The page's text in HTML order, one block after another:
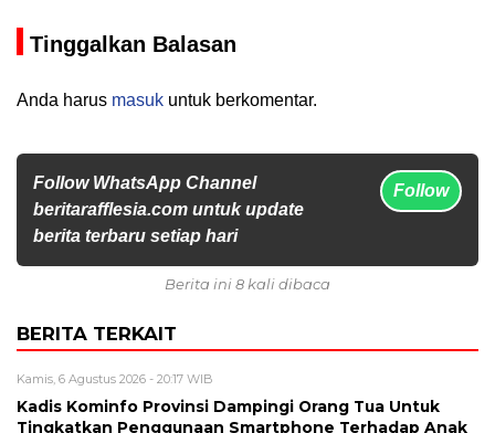
Tinggalkan Balasan
Anda harus masuk untuk berkomentar.
Follow WhatsApp Channel
beritarafflesia.com untuk update
berita terbaru setiap hari
Follow
Berita ini 8 kali dibaca
BERITA TERKAIT
Kamis, 6 Agustus 2026 - 20:17 WIB
Kadis Kominfo Provinsi Dampingi Orang Tua Untuk
Tingkatkan Penggunaan Smartphone Terhadap Anak